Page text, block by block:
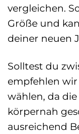
vergleichen.
Größe und
deiner neuen
Solltest du
empfehlen
wählen, da
körpernah
ausreichend